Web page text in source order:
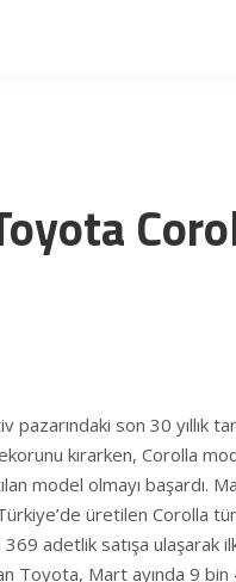
son 30 yıllık
kırarken, Corolla
model olmayı başardı.
üretilen Corolla
adetlik satışa ulaşarak
Toyota, Mart ayında 9